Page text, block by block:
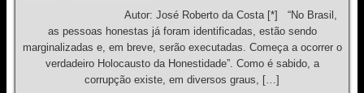
Autor: José Roberto da Costa [*] “No Brasil,
as pessoas honestas já foram identificadas, estão sendo
marginalizadas e, em breve, serão executadas. Começa a ocorrer o
verdadeiro Holocausto da Honestidade”. Como é sabido, a
corrupção existe, em diversos graus, […]